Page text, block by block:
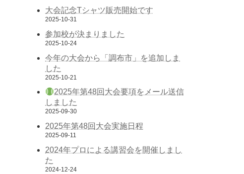
大会記念Tシャツ販売開始です
2025-10-31
参加校が決まりました
2025-10-24
今年の大会から「調布市」を追加しま
した
2025-10-21
2025年第48回大会要項をメール送信
しました
2025-09-30
2025年第48回大会実施日程
2025-09-11
2024年プロによる講習会を開催しまし
た
2024-12-24